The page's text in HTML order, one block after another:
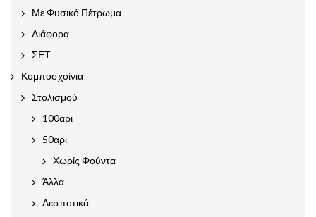
Με Φυσικό Πέτρωμα
Διάφορα
ΣΕΤ
Κομποσχοίνια
Στολισμού
100αρι
50αρι
Χωρίς Φούντα
Άλλα
Δεσποτικά